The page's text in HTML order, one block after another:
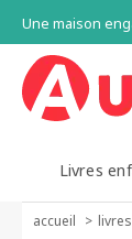
Une maison
Livres
accueil